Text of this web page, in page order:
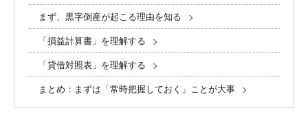
まず、黒字倒産が起こる理由を知る
「損益計算書」を理解する
「貸借対照表」を理解する
まとめ：まずは「常時把握しておく」ことが大事